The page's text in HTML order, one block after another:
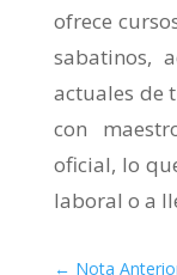
ofrece
sabatinos,
actuales de
con
oficial, lo
laboral o a
← Nota